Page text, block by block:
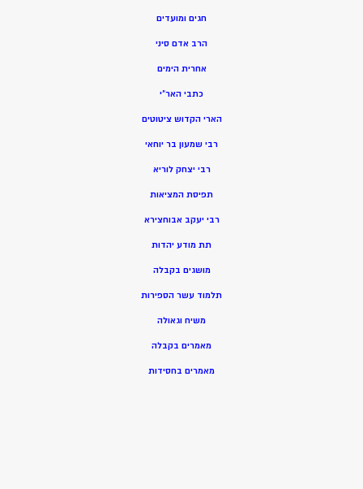
חגים ומועדים
הרב אדם סיני
אחרית הימים
כתבי האר”י
הארי הקדוש ציטוטים
רבי שמעון בר יוחאי
רבי יצחק לוריא
תפיסת המציאות
רבי יעקב אבוחצירא
תת מודע יהדות
מושגים בקבלה
תלמוד עשר הספירות
משיח וגאולה
מאמרים בקבלה
מאמרים בחסידות